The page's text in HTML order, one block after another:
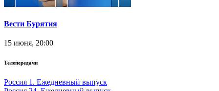
Вести Бурятия
15 июня, 20:00
Телепередачи
Россия 1. Ежедневный выпуск